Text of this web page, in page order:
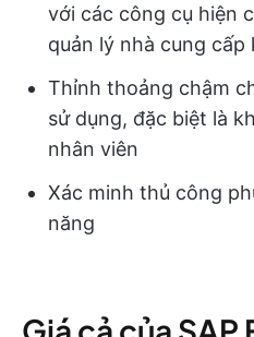
với các công cụ hiện
quản lý nhà cung cấp
Thỉnh thoảng chậm
sử dụng, đặc biệt là
nhân viên
Xác minh thủ công
năng